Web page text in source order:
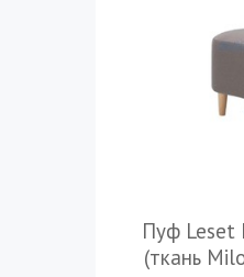
Пуф Leset
(ткань